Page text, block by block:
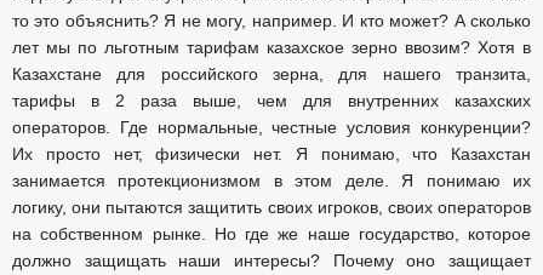
то это объяснить? Я не могу, например. И кто может? А сколько
лет мы по льготным тарифам казахское зерно ввозим? Хотя в
Казахстане для российского зерна, для нашего транзита,
тарифы в 2 раза выше, чем для внутренних казахских
операторов. Где нормальные, честные условия конкуренции?
Их просто нет, физически нет. Я понимаю, что Казахстан
занимается протекционизмом в этом деле. Я понимаю их
логику, они пытаются защитить своих игроков, своих операторов
на собственном рынке. Но где же наше государство, которое
должно защищать наши интересы? Почему оно защищает